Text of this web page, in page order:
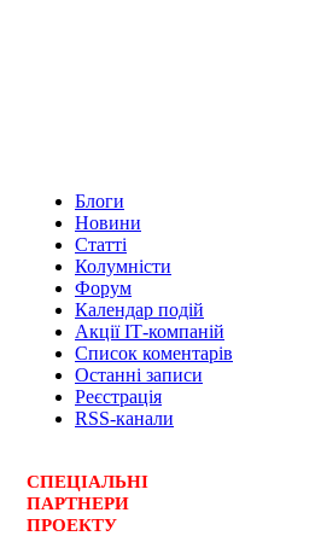
Блоги
Новини
Статті
Колумністи
Форум
Календар подій
Акції ІТ-компаній
Список коментарів
Останні записи
Реєстрація
RSS-канали
СПЕЦІАЛЬНІ
ПАРТНЕРИ
ПРОЕКТУ